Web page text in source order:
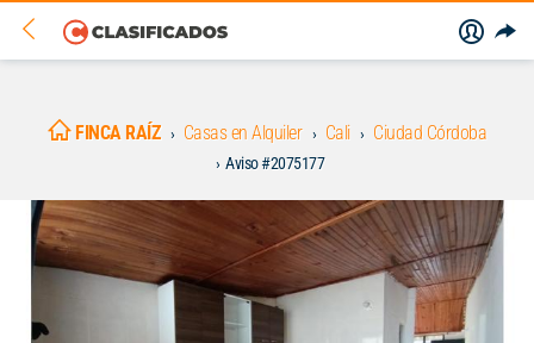
FINCA RAÍZ Casas en Alquiler Cali Ciudad Córdoba
Aviso #2075177